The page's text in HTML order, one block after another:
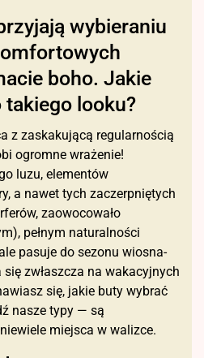
wybieraniu
boho. Jakie
takiego looku?
z zaskakującą regularnością
ogromne wrażenie!
luzu, elementów
a nawet tych zaczerpniętych
zaowocowało
pełnym naturalności
pasuje do sezonu wiosna-
zwłaszcza na wakacyjnych
się, jakie buty wybrać
nasze typy — są
miejsca w walizce.